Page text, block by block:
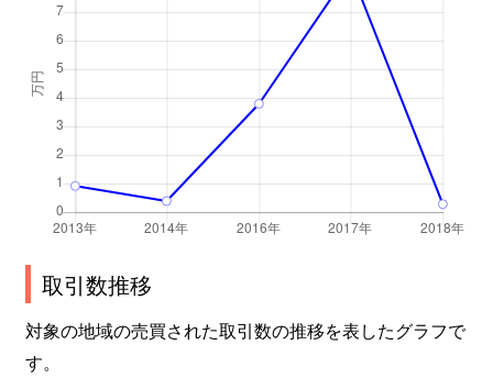
取引数推移
対象の地域の売買された取引数の推移を表したグラフで
す。